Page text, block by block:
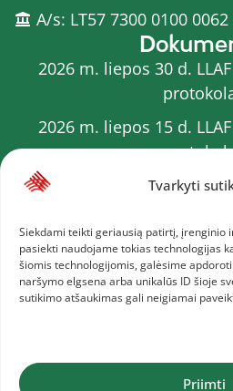
Tvarkyti
Siekdami teikti geriausią patirtį, įrenginio
pasiekti naudojame tokias technologijas
šiomis technologijomis, galėsime
naršymo elgsena arba unikalūs ID šioje
sutikimo atšaukimas gali neigiamai
Priimti
A/s: LT57 7300 0100
2026 m. liepos 30 d.
2026 m. liepos 15 d.
2026 m. liepos 20 d. LLAF
2026 m. varžybų
2026 m. liepos 4 d.
protokolas